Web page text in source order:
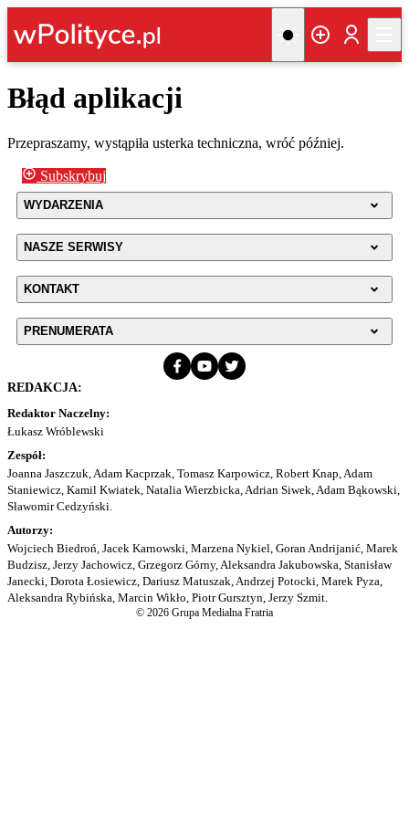
Błąd aplikacji
Przepraszamy, wystąpiła usterka techniczna, wróć później.
Subskrybuj
WYDARZENIA
NASZE SERWISY
KONTAKT
PRENUMERATA
REDAKCJA:
Redaktor Naczelny:
Łukasz Wróblewski
Zespół:
Joanna Jaszczuk, Adam Kacprzak, Tomasz Karpowicz, Robert Knap, Adam
Staniewicz, Kamil Kwiatek, Natalia Wierzbicka, Adrian Siwek, Adam Bąkowski,
Sławomir Cedzyński.
Autorzy:
Wojciech Biedroń, Jacek Karnowski, Marzena Nykiel, Goran Andrijanić, Marek
Budzisz, Jerzy Jachowicz, Grzegorz Górny, Aleksandra Jakubowska, Stanisław
Janecki, Dorota Łosiewicz, Dariusz Matuszak, Andrzej Potocki, Marek Pyza,
Aleksandra Rybińska, Marcin Wikło, Piotr Gursztyn, Jerzy Szmit.
© 2026 Grupa Medialna Fratria